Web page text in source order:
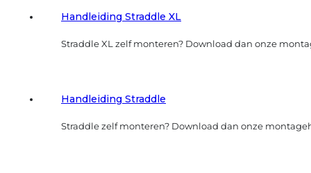
Handleiding Straddle XL
Straddle XL zelf monteren? Download dan onze
Handleiding Straddle
Straddle zelf monteren? Download dan onze